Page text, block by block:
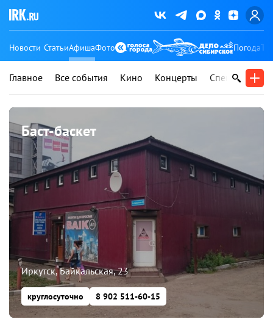
Новости СтатьиАфишаФото Погода
Главное Все события Кино Концерты Спектакли
Баст-баскет
Иркутск, Байкальская, 23
круглосуточно 8 902 511-60-15